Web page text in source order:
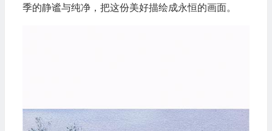
季的静谧与纯净，把这份美好描绘成永恒的画面。